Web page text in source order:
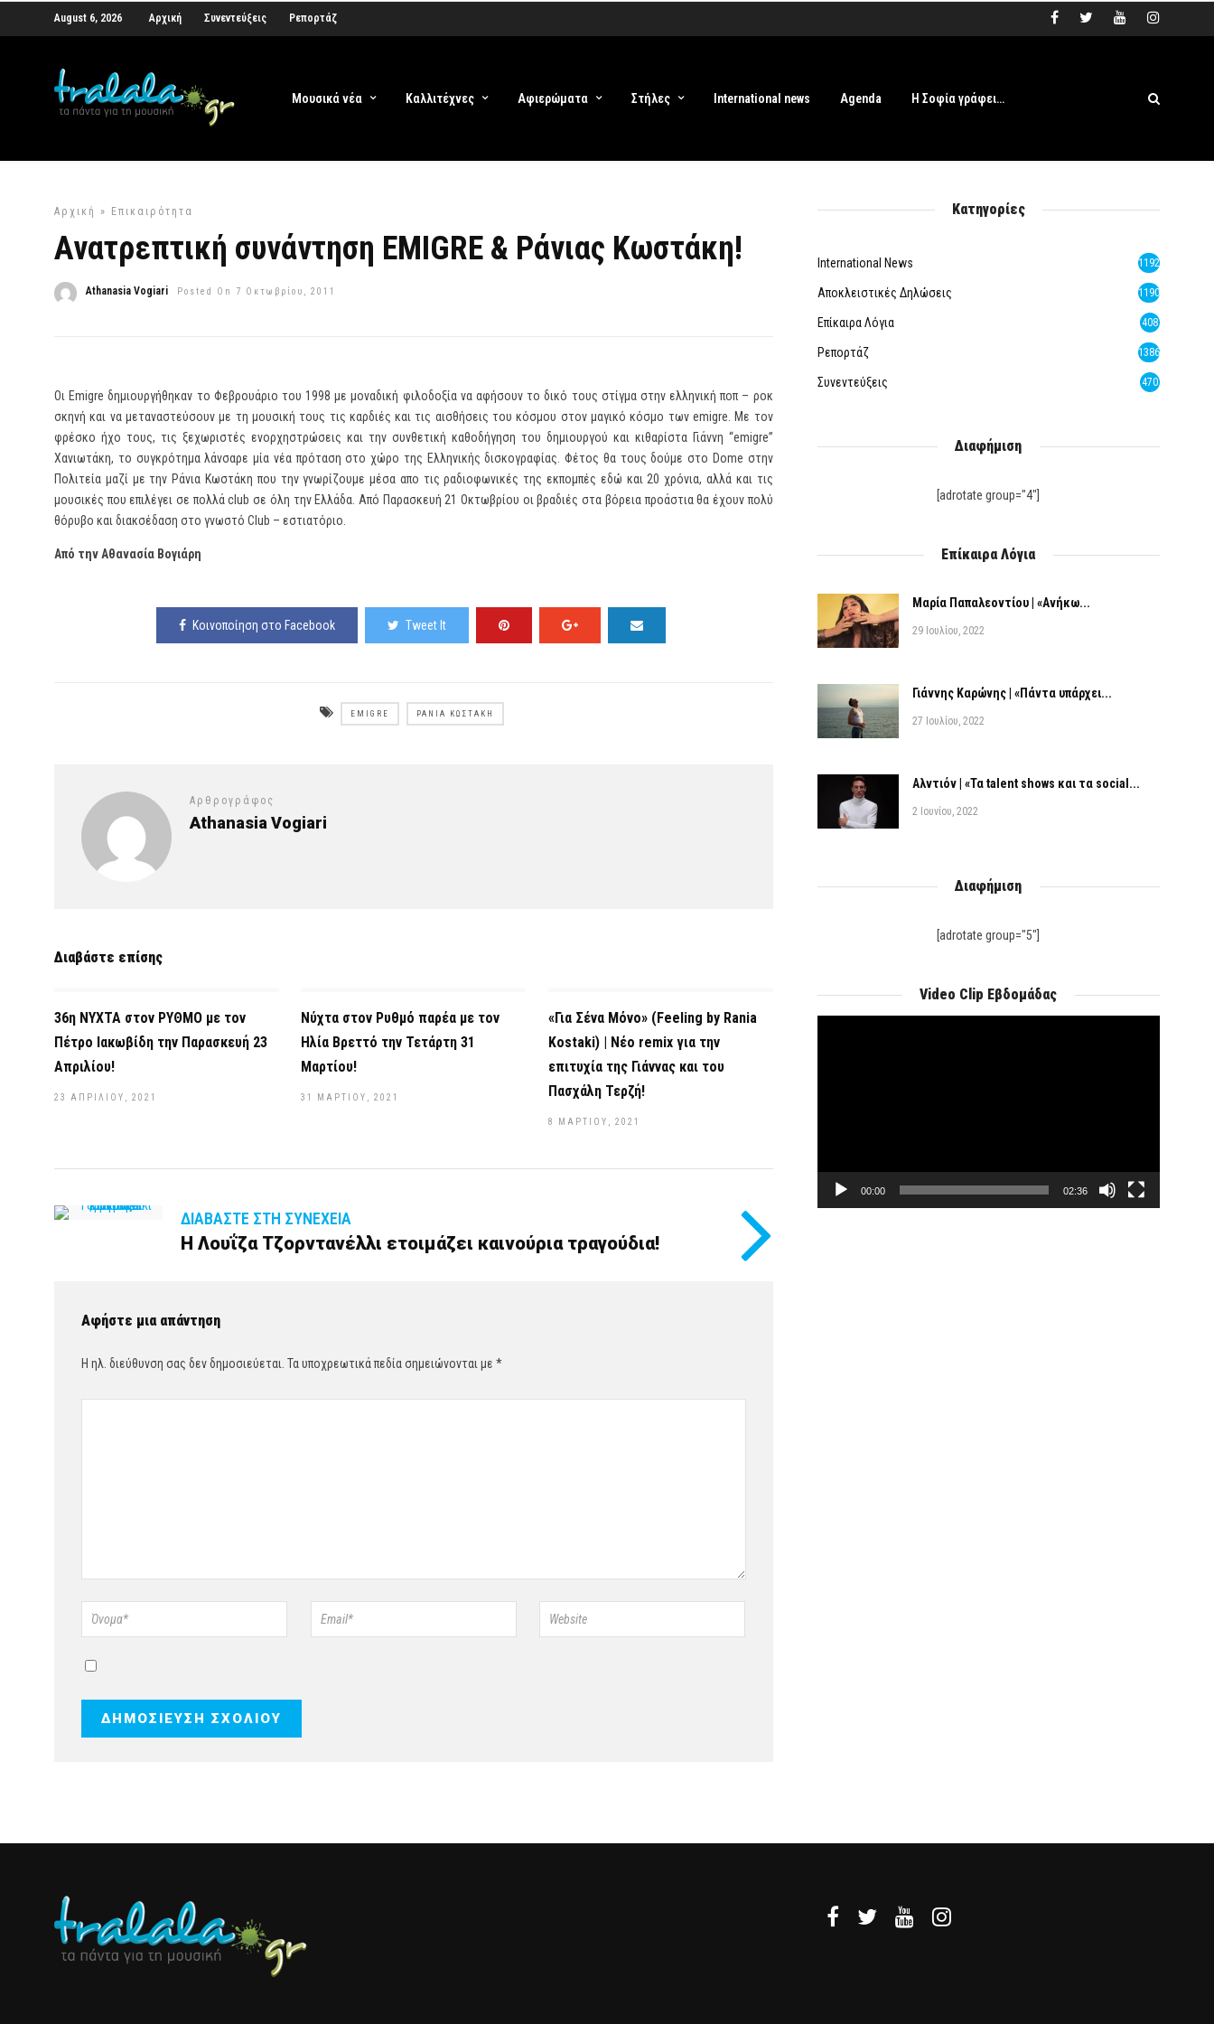
August 6, 2026 Αρχική Συνεντεύξεις Ρεπορτάζ
Μουσικά νέα Καλλιτέχνες Αφιερώματα Στήλες International news Agenda Η Σοφία γράφει…
Αρχική » Επικαιρότητα
Ανατρεπτική συνάντηση EMIGRE & Ράνιας Κωστάκη!
Athanasia Vogiari Posted On 7 Οκτωβρίου, 2011
Οι Emigre δημιουργήθηκαν το Φεβρουάριο του 1998 με μοναδική φιλοδοξία να αφήσουν το δικό τους στίγμα στην ελληνική ποπ – ροκ
σκηνή και να μεταναστεύσουν με τη μουσική τους τις καρδιές και τις αισθήσεις του κόσμου στον μαγικό κόσμο των emigre. Με τον
φρέσκο ήχο τους, τις ξεχωριστές ενορχηστρώσεις και την συνθετική καθοδήγηση του δημιουργού και κιθαρίστα Γιάννη “emigre”
Χανιωτάκη, το συγκρότημα λάνσαρε μία νέα πρόταση στο χώρο της Ελληνικής δισκογραφίας. Φέτος θα τους δούμε στο Dome στην
Πολιτεία μαζί με την Ράνια Κωστάκη που την γνωρίζουμε μέσα απο τις ραδιοφωνικές της εκπομπές εδώ και 20 χρόνια, αλλά και τις
μουσικές που επιλέγει σε πολλά club σε όλη την Ελλάδα. Από Παρασκευή 21 Οκτωβρίου οι βραδιές στα βόρεια προάστια θα έχουν πολύ
θόρυβο και διακσέδαση στο γνωστό Club – εστιατόριο.
Από την Αθανασία Βογιάρη
Κοινοποίηση στο Facebook Tweet It
EMIGRE ΡΆΝΙΑ ΚΩΣΤΆΚΗ
Αρθρογράφος
Athanasia Vogiari
Διαβάστε επίσης
36η ΝΥΧΤΑ στον ΡΥΘΜΟ με τον
Πέτρο Ιακωβίδη την Παρασκευή 23
Απριλίου!
23 ΑΠΡΙΛΊΟΥ, 2021
Νύχτα στον Ρυθμό παρέα με τον
Ηλία Βρεττό την Τετάρτη 31
Μαρτίου!
31 ΜΑΡΤΊΟΥ, 2021
«Για Σένα Μόνο» (Feeling by Rania
Kostaki) | Νέο remix για την
επιτυχία της Γιάννας και του
Πασχάλη Τερζή!
8 ΜΑΡΤΊΟΥ, 2021
ΔΙΑΒΆΣΤΕ ΣΤΗ ΣΥΝΈΧΕΙΑ
Η Λουΐζα Τζορντανέλλι ετοιμάζει καινούρια τραγούδια!
Αφήστε μια απάντηση
Η ηλ. διεύθυνση σας δεν δημοσιεύεται. Τα υποχρεωτικά πεδία σημειώνονται με *
Κατηγορίες
International News 1192
Αποκλειστικές Δηλώσεις 1190
Επίκαιρα Λόγια 408
Ρεπορτάζ 1386
Συνεντεύξεις 470
Διαφήμιση
[adrotate group="4"]
Επίκαιρα Λόγια
Μαρία Παπαλεοντίου | «Ανήκω...
29 Ιουλίου, 2022
Γιάννης Καρώνης | «Πάντα υπάρχει...
27 Ιουλίου, 2022
Αλντιόν | «Τα talent shows και τα social...
2 Ιουνίου, 2022
Διαφήμιση
[adrotate group="5"]
Video Clip Εβδομάδας
00:00 02:36